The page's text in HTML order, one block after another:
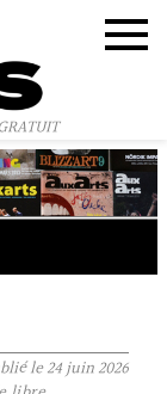
le24 juin 2026